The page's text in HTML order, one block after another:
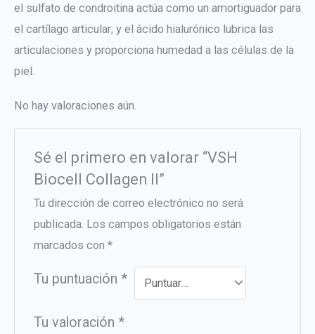
el sulfato de condroitina actúa como un amortiguador para
el cartílago articular; y el ácido hialurónico lubrica las
articulaciones y proporciona humedad a las células de la
piel.
No hay valoraciones aún.
Sé el primero en valorar “VSH
Biocell Collagen II”
Tu dirección de correo electrónico no será
publicada. Los campos obligatorios están
marcados con*
Tu puntuación *
Tu valoración *